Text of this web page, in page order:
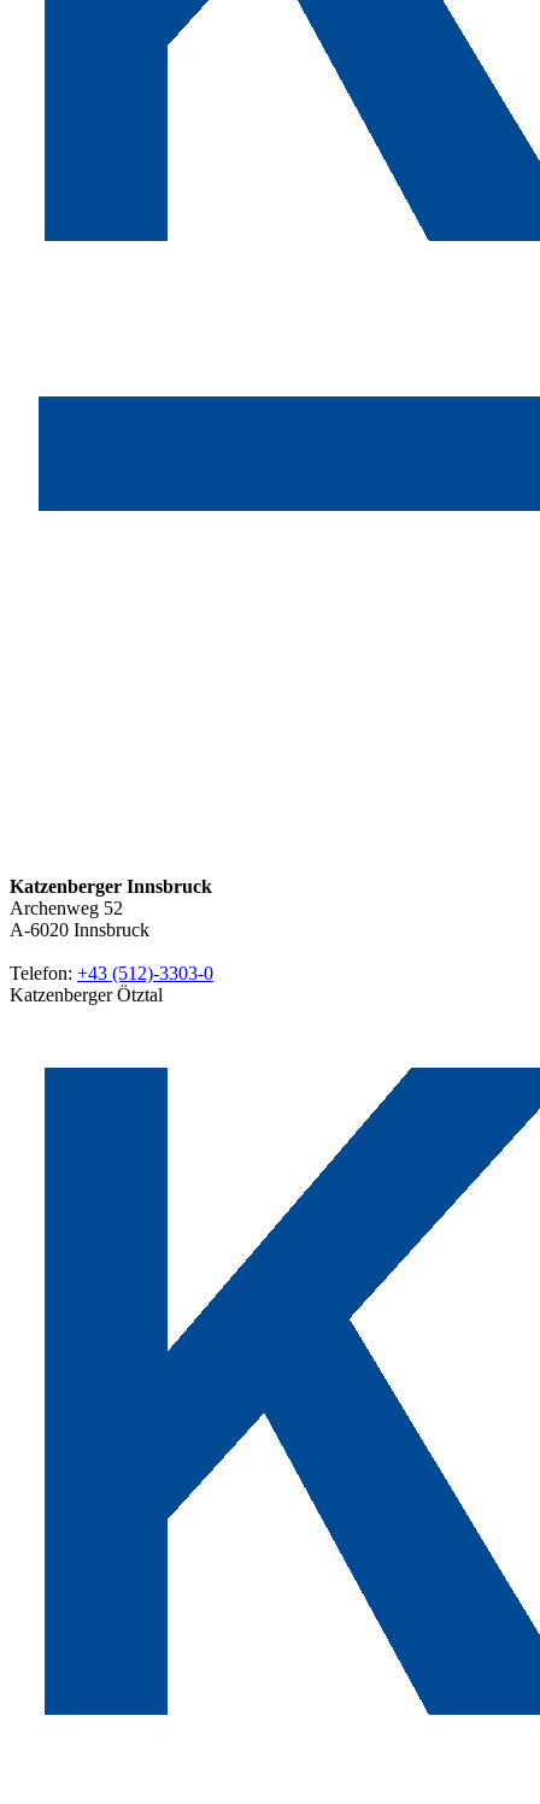
Katzenberger Innsbruck
Archenweg 52
A-6020 Innsbruck
Telefon: +43 (512)-3303-0
Katzenberger Ötztal